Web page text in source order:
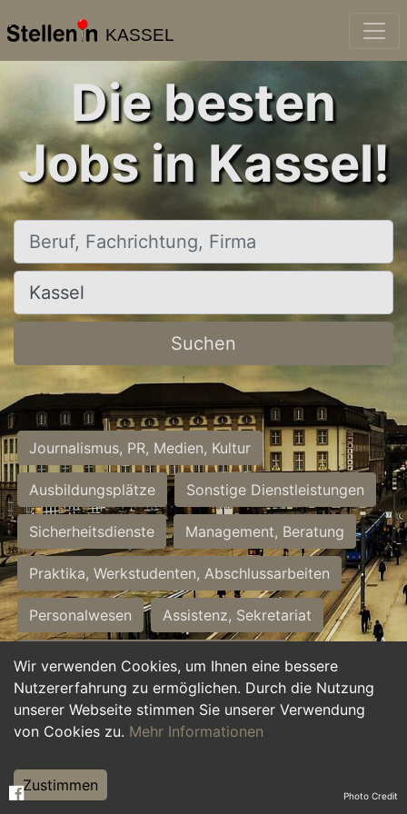
KASSEL
Wir verwenden Cookies, um Ihnen eine bessere
Nutzererfahrung zu ermöglichen. Durch die Nutzung
unserer Webseite stimmen Sie unserer Verwendung
von Cookies zu. Mehr Informationen
Zustimmen
Die besten
Jobs in Kassel!
Beruf, Fachrichtung, Firma
Ort, Stadt
Suchen
Journalismus, PR, Medien, Kultur
Ausbildungsplätze Sonstige Dienstleistungen
Sicherheitsdienste Management, Beratung
Praktika, Werkstudenten, Abschlussarbeiten
Personalwesen Assistenz, Sekretariat
Hilfskräfte, Aushilfs- und Nebenjobs
Einkauf, Logistik, Materialwirtschaft
Weiterbildung, Studium, duale Ausbildung
Tourismus
Photo Credit